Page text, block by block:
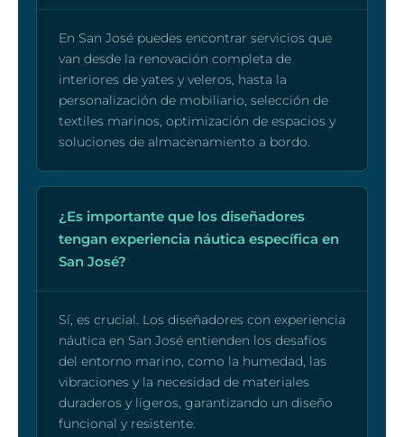
En San José puedes encontrar servicios que
van desde la renovación completa de
interiores de yates y veleros, hasta la
personalización de mobiliario, selección de
textiles marinos, optimización de espacios y
soluciones de almacenamiento a bordo.
¿Es importante que los diseñadores
tengan experiencia náutica específica en
San José?
Sí, es crucial. Los diseñadores con experiencia
náutica en San José entienden los desafíos
del entorno marino, como la humedad, las
vibraciones y la necesidad de materiales
duraderos y ligeros, garantizando un diseño
funcional y resistente.